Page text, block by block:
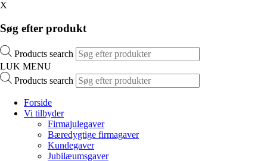
X
Søg efter produkt
Products search
LUK MENU
Products search
Forside
Vi tilbyder
Firmajulegaver
Bæredygtige firmagaver
Kundegaver
Jubilæumsgaver